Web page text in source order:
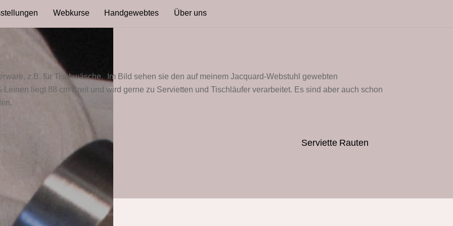
Webkurse Handgewebtes Über uns
z.B. für Tischwäsche. Im Bild sehen sie den auf meinem Jacquard-Webstuhl gewebten
liegt 88 cm Breit und wird gerne zu Servietten und Tischläufer verarbeitet. Es sind aber auch schon
Serviette Rauten